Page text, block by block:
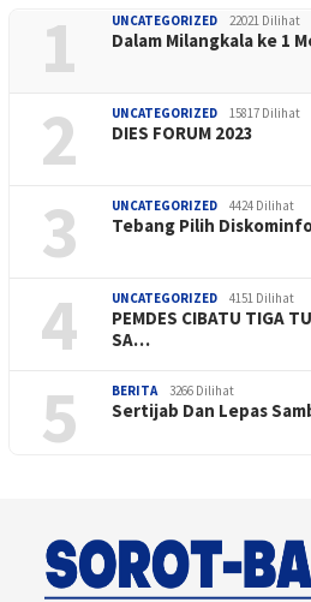
1 UNCATEGORIZED 22021 Dilihat
Dalam Milangkala ke 1
2 UNCATEGORIZED 15817 Dilihat
DIES FORUM 2023
3 UNCATEGORIZED 4424 Dilihat
Tebang Pilih
4 UNCATEGORIZED 4151 Dilihat
PEMDES CIBATU TIGA
SA…
5 BERITA 3266 Dilihat
Sertijab Dan Lepas